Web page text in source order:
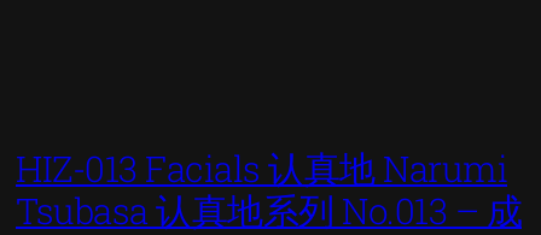
HIZ-013 Facials 认真地 Narumi
Tsubasa 认真地系列 No.013 – 成